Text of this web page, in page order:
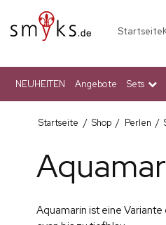
Startseite
NEUHEITEN Angebote Sets
Startseite / Shop / Perlen /
Aquamarin ist eine